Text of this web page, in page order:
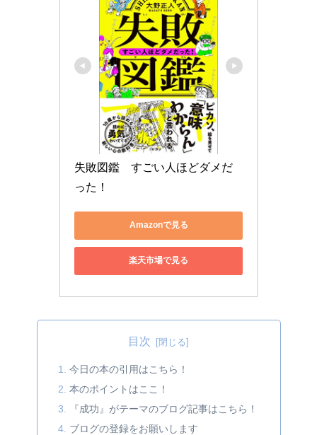
失敗図鑑　すごい人ほどダメだ
った！
Amazonで見る
楽天市場で見る
目次
今日の本の引用はこちら！
本のポイントはここ！
『成功』がテーマのブログ記事はこちら！
ブログの登録をお願いします